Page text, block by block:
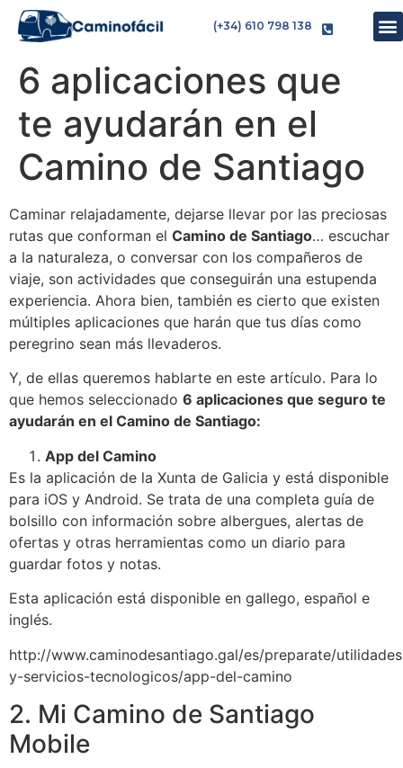
(+34) 610 798 138
6 aplicaciones que
te ayudarán en el
Camino de Santiago
Caminar relajadamente, dejarse llevar por las preciosas
rutas que conforman el Camino de Santiago… escuchar
a la naturaleza, o conversar con los compañeros de
viaje, son actividades que conseguirán una estupenda
experiencia. Ahora bien, también es cierto que existen
múltiples aplicaciones que harán que tus días como
peregrino sean más llevaderos.
Y, de ellas queremos hablarte en este artículo. Para lo
que hemos seleccionado 6 aplicaciones que seguro te
ayudarán en el Camino de Santiago:
App del Camino
Es la aplicación de la Xunta de Galicia y está disponible
para iOS y Android. Se trata de una completa guía de
bolsillo con información sobre albergues, alertas de
ofertas y otras herramientas como un diario para
guardar fotos y notas.
Esta aplicación está disponible en gallego, español e
inglés.
http://www.caminodesantiago.gal/es/preparate/
y-servicios-tecnologicos/app-del-camino
2. Mi Camino de Santiago
Mobile